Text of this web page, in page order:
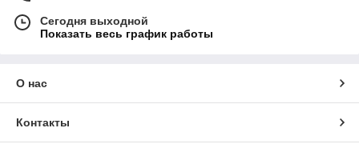
Сегодня выходной
Показать весь график работы
О нас
Контакты